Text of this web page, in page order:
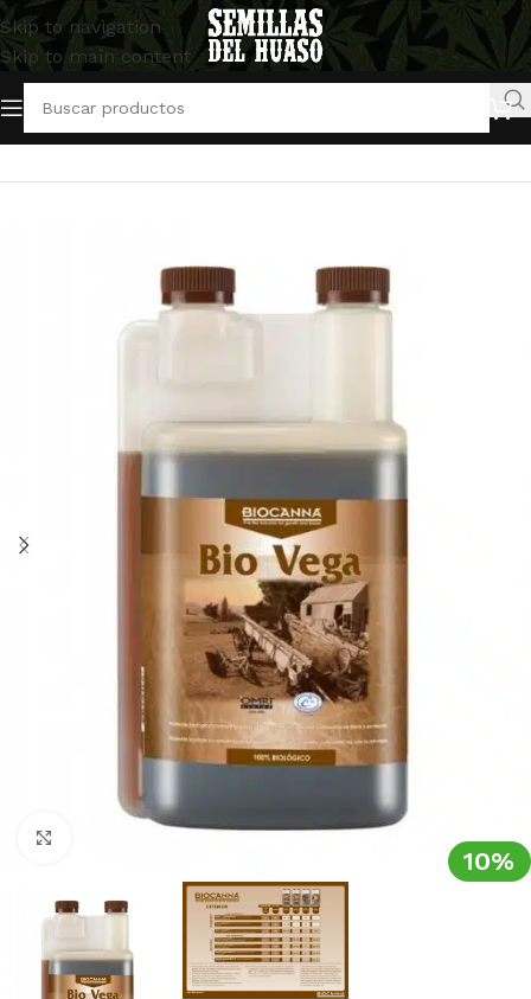
Skip to navigation
Skip to main content
Inicio/Artículos Indoor/Abonos y Fertilizantes
10%